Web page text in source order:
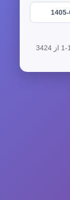
3424